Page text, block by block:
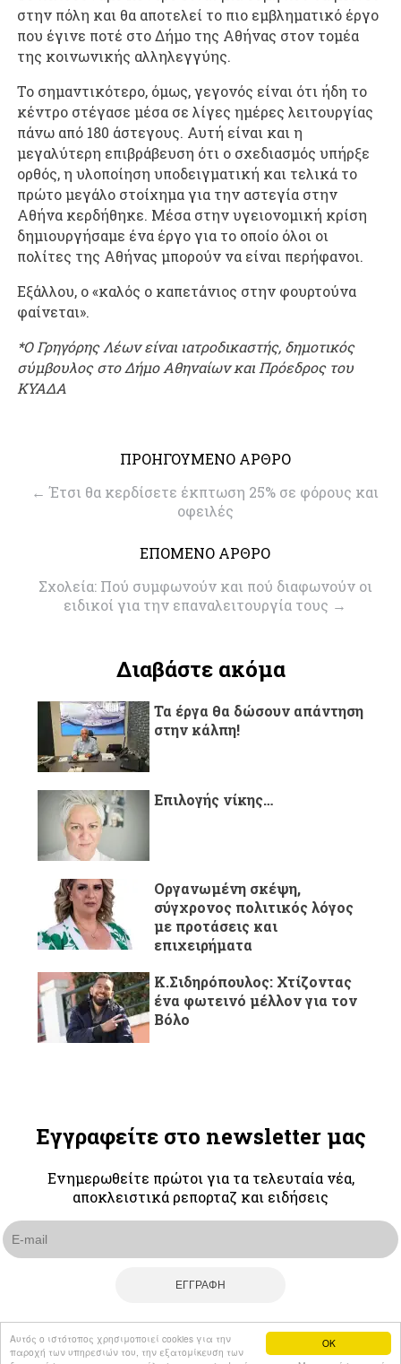
OK
Αυτός ο ιστότοπος χρησιμοποιεί cookies για την
παροχή των υπηρεσιών του, την εξατομίκευση των
στην πόλη και θα αποτελεί το πιο εμβληματικό έργο
που έγινε ποτέ στο Δήμο της Αθήνας στον τομέα
της κοινωνικής αλληλεγγύης.
Το σημαντικότερο, όμως, γεγονός είναι ότι ήδη το
κέντρο στέγασε μέσα σε λίγες ημέρες λειτουργίας
πάνω από 180 άστεγους. Αυτή είναι και η
μεγαλύτερη επιβράβευση ότι ο σχεδιασμός υπήρξε
ορθός, η υλοποίηση υποδειγματική και τελικά το
πρώτο μεγάλο στοίχημα για την αστεγία στην
Αθήνα κερδήθηκε. Μέσα στην υγειονομική κρίση
δημιουργήσαμε ένα έργο για το οποίο όλοι οι
πολίτες της Αθήνας μπορούν να είναι περήφανοι.
Εξάλλου, ο «καλός ο καπετάνιος στην φουρτούνα
φαίνεται».
*Ο Γρηγόρης Λέων είναι ιατροδικαστής, δημοτικός
σύμβουλος στο Δήμο Αθηναίων και Πρόεδρος του
ΚΥΑΔΑ
ΠΡΟΗΓΟΥΜΕΝΟ ΑΡΘΡΟ
← Έτσι θα κερδίσετε έκπτωση 25% σε φόρους και
οφειλές
ΕΠΟΜΕΝΟ ΑΡΘΡΟ
Σχολεία: Πού συμφωνούν και πού διαφωνούν οι
ειδικοί για την επαναλειτουργία τους →
Διαβάστε ακόμα
Τα έργα θα δώσουν απάντηση
στην κάλπη!
Επιλογής νίκης…
Oργανωμένη σκέψη,
σύγχρονος πολιτικός λόγος
με προτάσεις και
επιχειρήματα
Κ.Σιδηρόπουλος: Χτίζοντας
ένα φωτεινό μέλλον για τον
Βόλο
Εγγραφείτε στο newsletter μας
Ενημερωθείτε πρώτοι για τα τελευταία νέα,
αποκλειστικά ρεπορταζ και ειδήσεις
© Volonaki news 2026 All rights reserved